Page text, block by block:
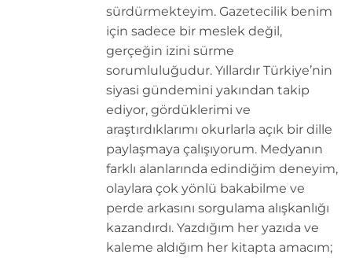
sürdürmekteyim. Gazetecilik benim
için sadece bir meslek değil,
gerçeğin izini sürme
sorumluluğudur. Yıllardır Türkiye’nin
siyasi gündemini yakından takip
ediyor, gördüklerimi ve
araştırdıklarımı okurlarla açık bir dille
paylaşmaya çalışıyorum. Medyanın
farklı alanlarında edindiğim deneyim,
olaylara çok yönlü bakabilme ve
perde arkasını sorgulama alışkanlığı
kazandırdı. Yazdığım her yazıda ve
kaleme aldığım her kitapta amacım;